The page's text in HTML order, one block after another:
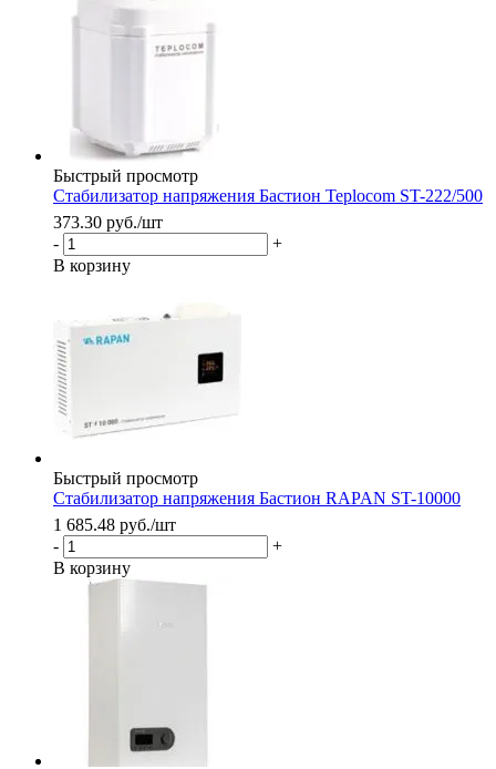
Быстрый просмотр
Стабилизатор напряжения Бастион Teplocom ST-222/500
373.30 руб./шт
-
+
В корзину
Быстрый просмотр
Стабилизатор напряжения Бастион RAPAN ST-10000
1 685.48 руб./шт
-
+
В корзину